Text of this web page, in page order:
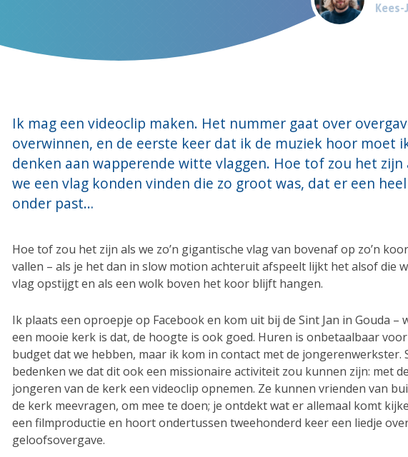
Kees-
Ik mag een videoclip maken. Het nummer gaat over
overwinnen, en de eerste keer dat ik de muziek hoor moet
denken aan wapperende witte vlaggen. Hoe tof zou het zijn
we een vlag konden vinden die zo groot was, dat er een
onder past…
Hoe tof zou het zijn als we zo’n gigantische vlag van bovenaf op zo’n
vallen – als je het dan in slow motion achteruit afspeelt lijkt het alsof die
vlag opstijgt en als een wolk boven het koor blijft hangen.
Ik plaats een oproepje op Facebook en kom uit bij de Sint Jan in Gouda –
een mooie kerk is dat, de hoogte is ook goed. Huren is onbetaalbaar
budget dat we hebben, maar ik kom in contact met de jongerenwerkster.
bedenken we dat dit ook een missionaire activiteit zou kunnen zijn: met de
jongeren van de kerk een videoclip opnemen. Ze kunnen vrienden van
de kerk meevragen, om mee te doen; je ontdekt wat er allemaal komt
een filmproductie en hoort ondertussen tweehonderd keer een liedje
geloofsovergave.